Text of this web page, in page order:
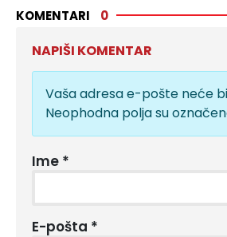
KOMENTARI 0
NAPIŠI KOMENTAR
Vaša adresa e-pošte neće
Neophodna polja su
Ime *
E-pošta *